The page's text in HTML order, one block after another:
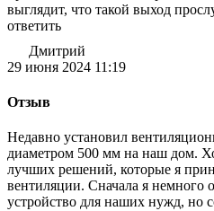
выглядит, что такой выход
ответить
Дмитрий
29 июня 2024 11:19
Отзыв
Недавно установил
диаметром 500 мм на наш дом.
лучших решений, которые я
вентиляции. Сначала я немного
устройство для наших нужд, но